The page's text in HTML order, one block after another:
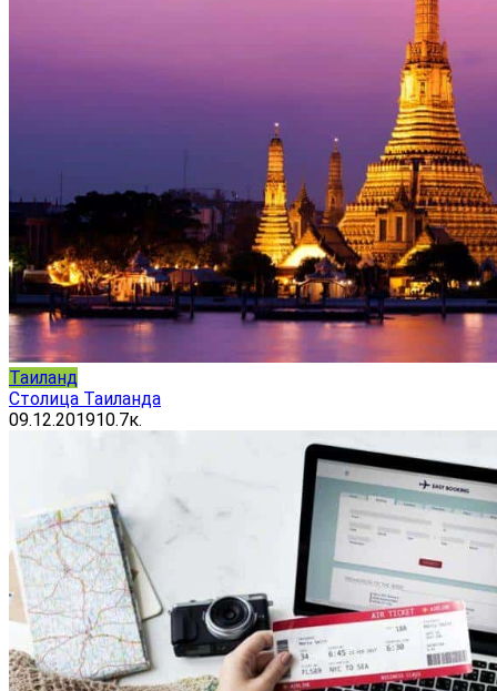
Таиланд
Столица Таиланда
09.12.201910.7к.